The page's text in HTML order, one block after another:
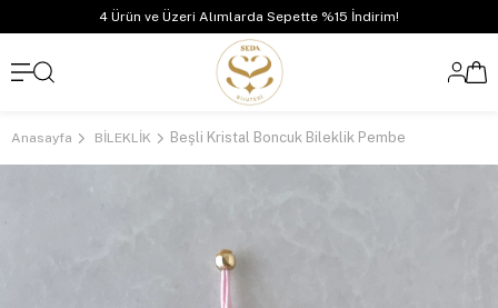
4 Ürün ve Üzeri Alımlarda Sepette %15 İndirim!
Anasayfa BİLEKLİK Beşli Kristal Boncuk Bileklik Pembe